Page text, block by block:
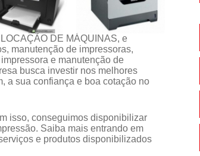
DE MÁQUINAS, e
manutenção de impressoras,
e manutenção de
busca investir nos melhores
a sua confiança e boa cotação no
isso, conseguimos disponibilizar
Saiba mais entrando em
e produtos disponibilizados